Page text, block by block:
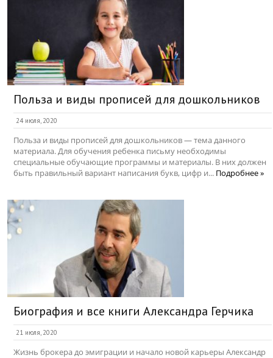
Польза и виды прописей для дошкольников
24 июля, 2020
Польза и виды прописей для дошкольников — тема данного
материала. Для обучения ребенка письму необходимы
специальные обучающие программы и материалы. В них должен
быть правильный вариант написания букв, цифр и... Подробнее »
Биография и все книги Александра Герчика
21 июля, 2020
Жизнь брокера до эмиграции и начало новой карьеры Александр